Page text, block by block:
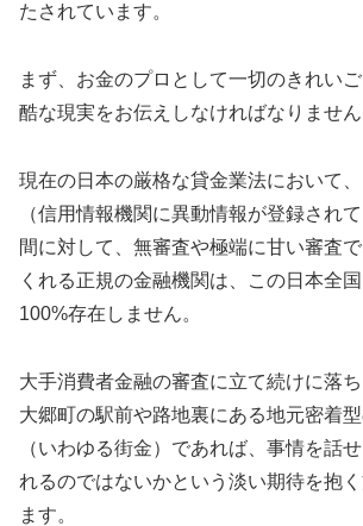
たされています。
まず、お金のプロとして一切のきれい
酷な現実をお伝えしなければなりません
現在の日本の厳格な貸金業法において
（信用情報機関に異動情報が登録され
間に対して、無審査や極端に甘い審査
くれる正規の金融機関は、この日本全
100%存在しません。
大手消費者金融の審査に立て続けに落ち
大郷町の駅前や路地裏にある地元密着
（いわゆる街金）であれば、事情を話
れるのではないかという淡い期待を抱
ます。